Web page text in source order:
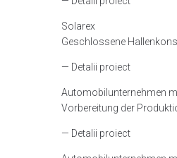
Solarex
Geschlossene
— Detalii proiect
Automobilunternehmen
Vorbereitung der
— Detalii proiect